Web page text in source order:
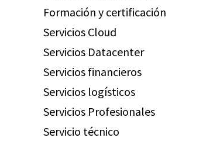
Formación y certificación
Servicios Cloud
Servicios Datacenter
Servicios financieros
Servicios logísticos
Servicios Profesionales
Servicio técnico